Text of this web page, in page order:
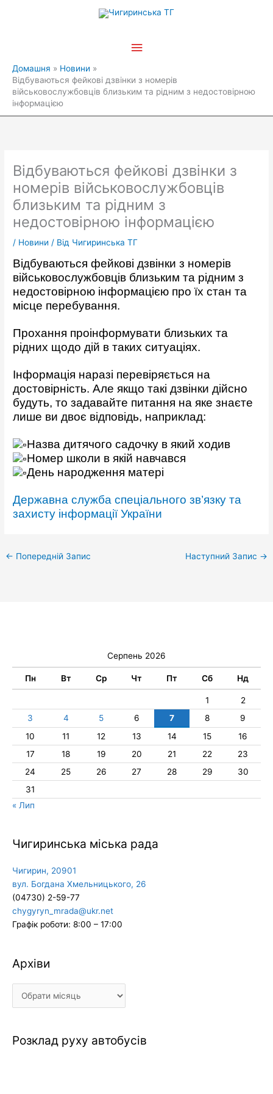
Головне
Домашня
Новини
Відбуваються фейкові дзвінки з номерів
військовослужбовців близьким та рідним з недостовірною
інформацією
Відбуваються фейкові дзвінки з
номерів військовослужбовців
близьким та рідним з
недостовірною інформацією
/ Новини / Від Чигиринська ТГ
Відбуваються фейкові дзвінки з номерів
військовослужбовців близьким та рідним з
недостовірною інформацією про їх стан та
місце перебування.
Прохання проінформувати близьких та
рідних щодо дій в таких ситуаціях.
Інформація наразі перевіряється на
достовірність. Але якщо такі дзвінки дійсно
будуть, то задавайте питання на яке знаєте
лише ви двоє відповідь, наприклад:
Назва дитячого садочку в який ходив
Номер школи в якій навчався
День народження матері
Державна служба спеціального зв’язку та
захисту інформації України
← Попередній Запис Наступний Запис →
Серпень 2026
Пн Вт Ср Чт Пт Сб Нд
1
2
3
4 5 6 7 8
9
10
11 12 13 14 15
16
17
18 19 20 21 22
23
24
25 26 27 28 29
30
31
« Лип
Чигиринська міська рада
Чигирин, 20901
вул. Богдана Хмельницького, 26
(04730) 2-59-77
chygyryn_mrada@ukr.net
Графік роботи: 8:00 – 17:00
Архіви
Архіви
Розклад руху автобусів